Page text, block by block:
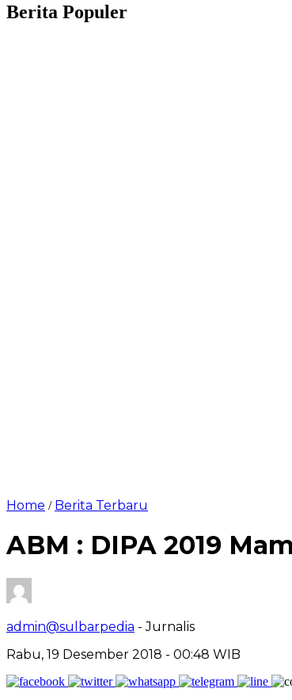
Berita Populer
Home / Berita Terbaru
ABM : DIPA 2019
admin@sulbarpedia - Jurnalis
Rabu, 19 Desember 2018 - 00:48 WIB